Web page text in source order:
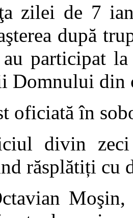
zilei de 7
după
participat
Domnului din
oficiată în
divin
răsplătiți cu